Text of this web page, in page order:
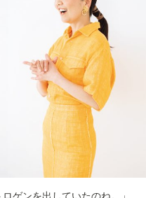
ゲンを出していたのね。」